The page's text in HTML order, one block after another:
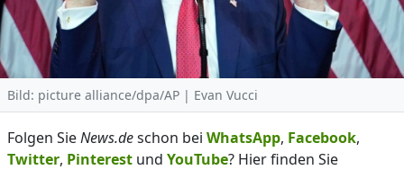
Bild: picture alliance/dpa/AP | Evan Vucci
Folgen SieNews.deschon bei WhatsApp, Facebook,
Twitter, Pinterest und YouTube? Hier finden Sie